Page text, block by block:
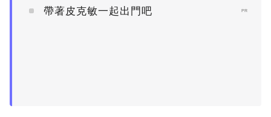
帶著皮克敏一起出門吧 PR